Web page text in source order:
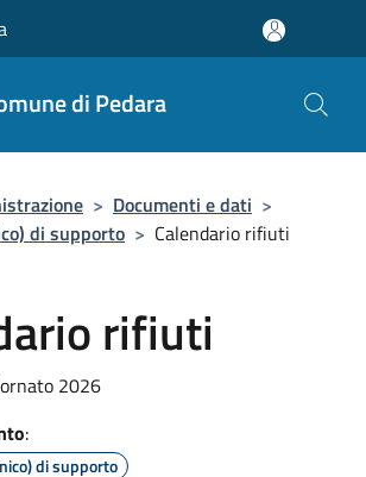
di Pedara
> Documenti e dati >
di supporto > Calendario rifiuti
rifiuti
2026
:
di supporto